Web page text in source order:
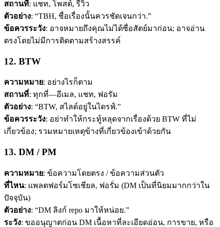
สถานที่: แชท, โพสต์, รีวิว
ตัวอย่าง: “TBH, ชื่อเรื่องนั้นควรชัดเจนกว่า.”
ข้อควรระวัง: อาจหมายถึงคุณไม่ได้ซื่อสัตย์มาก่อน; อาจอ่าน
ตรงโดยไม่มีการติดตามสร้างสรรค์
12. BTW
ความหมาย: อย่างไรก็ตาม
สถานที่: ทุกที่—อีเมล, แชท, ฟอรัม
ตัวอย่าง: “BTW, สไลด์อยู่ในไดรฟ์.”
ข้อควรระวัง: อย่าทำให้กระทู้หลุดจากเรื่องด้วย BTW ที่ไม่
เกี่ยวข้อง; รวมหมายเหตุข้างที่เกี่ยวข้องเข้าด้วยกัน
13. DM / PM
ความหมาย: ข้อความโดยตรง / ข้อความส่วนตัว
ที่ไหน: แพลตฟอร์มโซเชียล, ฟอรั่ม (DM เป็นที่นิยมมากกว่าใน
ปัจจุบัน)
ตัวอย่าง: “DM ลิงก์ repo มาให้หน่อย.”
ระวัง: ขออนุญาตก่อน DM เนื้อหาที่ละเอียดอ่อน, การขาย, หรือ